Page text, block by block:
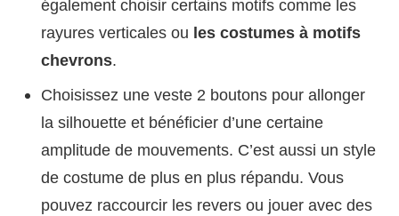
également choisir certains motifs comme les
rayures verticales ou les costumes à motifs
chevrons.
Choisissez une veste 2 boutons pour allonger
la silhouette et bénéficier d’une certaine
amplitude de mouvements. C’est aussi un style
de costume de plus en plus répandu. Vous
pouvez raccourcir les revers ou jouer avec des